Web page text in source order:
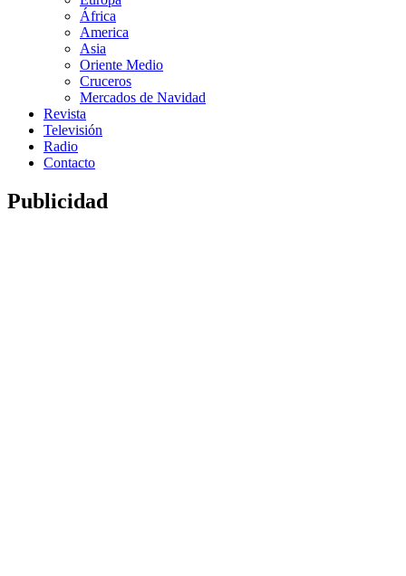
África
America
Asia
Oriente Medio
Cruceros
Mercados de Navidad
Revista
Televisión
Radio
Contacto
Publicidad